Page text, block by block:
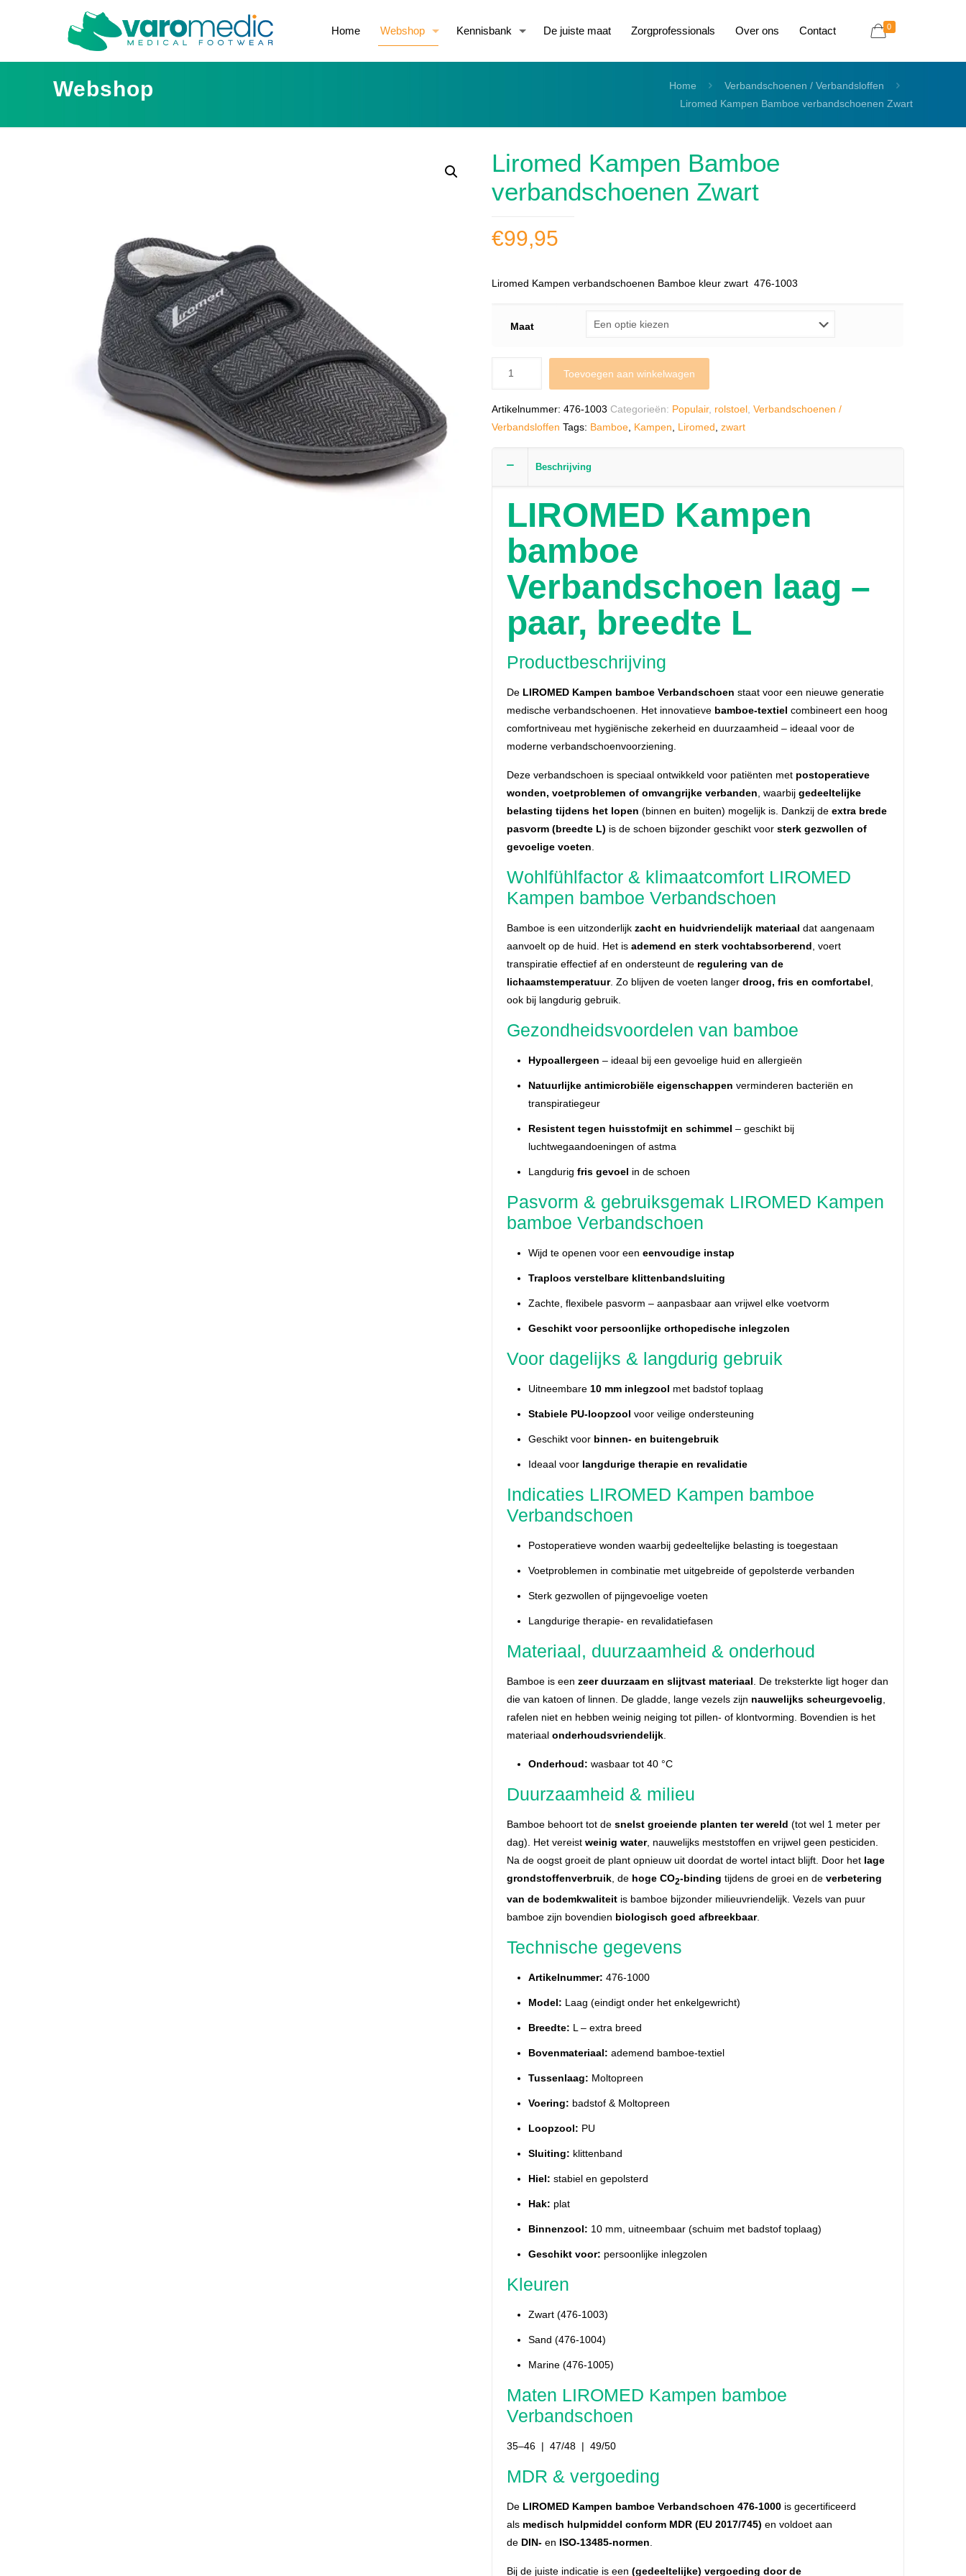
Home Webshop Kennisbank De juiste maat Zorgprofessionals Over ons Contact 0
Webshop Home
Verbandschoenen / Verbandsloffen
Liromed Kampen Bamboe verbandschoenen Zwart
Liromed Kampen Bamboe
verbandschoenen Zwart
€99,95
Liromed Kampen verbandschoenen Bamboe kleur zwart 476-1003
Maat
Toevoegen aan winkelwagen
Artikelnummer: 476-1003 Categorieën: Populair, rolstoel, Verbandschoenen /
Verbandsloffen Tags: Bamboe, Kampen Liromed zwart
Beschrijving
LIROMED Kampen
bamboe
Verbandschoen laag –
paar, breedte L
Productbeschrijving
De LIROMED Kampen bamboe Verbandschoen staat voor een nieuwe generatie
medische verbandschoenen. Het innovatieve bamboe-textiel combineert een hoog
comfortniveau met hygiënische zekerheid en duurzaamheid – ideaal voor de
moderne verbandschoenvoorziening.
Deze verbandschoen is speciaal ontwikkeld voor patiënten met postoperatieve
wonden, voetproblemen of omvangrijke verbanden , waarbij gedeeltelijke
belasting tijdens het lopen (binnen en buiten) mogelijk is. Dankzij de extra brede
pasvorm (breedte L) is de schoen bijzonder geschikt voor sterk gezwollen of
gevoelige voeten
Wohlfühlfactor & klimaatcomfort LIROMED
Kampen bamboe Verbandschoen
Bamboe is een uitzonderlijk zacht en huidvriendelijk materiaal dat aangenaam
aanvoelt op de huid. Het is ademend en sterk vochtabsorberend , voert
transpiratie effectief af en ondersteunt de regulering van de
lichaamstemperatuur. Zo blijven de voeten langer droog, fris en comfortabel
ook bij langdurig gebruik.
Gezondheidsvoordelen van bamboe
Hypoallergeen – ideaal bij een gevoelige huid en allergieën
Natuurlijke antimicrobiële eigenschappen verminderen bacteriën en
transpiratiegeur
Resistent tegen huisstofmijt en schimmel – geschikt bij
luchtwegaandoeningen of astma
Langdurig fris gevoel in de schoen
Pasvorm & gebruiksgemak LIROMED Kampen
bamboe Verbandschoen
Wijd te openen voor een eenvoudige instap
Traploos verstelbare klittenbandsluiting
Zachte, flexibele pasvorm – aanpasbaar aan vrijwel elke voetvorm
Geschikt voor persoonlijke orthopedische inlegzolen
Voor dagelijks & langdurig gebruik
Uitneembare 10 mm inlegzool met badstof toplaag
Stabiele PU-loopzool voor veilige ondersteuning
Geschikt voor binnen- en buitengebruik
Ideaal voor langdurige therapie en revalidatie
Indicaties LIROMED Kampen bamboe
Verbandschoen
Postoperatieve wonden waarbij gedeeltelijke belasting is toegestaan
Voetproblemen in combinatie met uitgebreide of gepolsterde verbanden
Sterk gezwollen of pijngevoelige voeten
Langdurige therapie- en revalidatiefasen
Materiaal, duurzaamheid & onderhoud
Bamboe is een zeer duurzaam en slijtvast materiaal . De treksterkte ligt hoger dan
die van katoen of linnen. De gladde, lange vezels zijn nauwelijks scheurgevoelig
rafelen niet en hebben weinig neiging tot pillen- of klontvorming. Bovendien is het
materiaal onderhoudsvriendelijk.
Onderhoud: wasbaar tot 40 °C
Duurzaamheid & milieu
Bamboe behoort tot de snelst groeiende planten ter wereld (tot wel 1 meter per
dag). Het vereist weinig water, nauwelijks meststoffen en vrijwel geen pesticiden.
Na de oogst groeit de plant opnieuw uit doordat de wortel intact blijft. Door het lage
grondstoffenverbruik, de hoge CO2-binding tijdens de groei en de verbetering
van de bodemkwaliteitis bamboe bijzonder milieuvriendelijk. Vezels van puur
bamboe zijn bovendien biologisch goed afbreekbaar.
Technische gegevens
Artikelnummer: 476-1000
Model: Laag (eindigt onder het enkelgewricht)
Breedte: L – extra breed
Bovenmateriaal: ademend bamboe-textiel
Tussenlaag: Moltopreen
Voering: badstof & Moltopreen
Loopzool: PU
Sluiting: klittenband
Hiel: stabiel en gepolsterd
Hak: plat
Binnenzool: 10 mm, uitneembaar (schuim met badstof toplaag)
Geschikt voor: persoonlijke inlegzolen
Kleuren
Zwart (476-1003)
Sand (476-1004)
Marine (476-1005)
Maten LIROMED Kampen bamboe
Verbandschoen
35–46 | 47/48 | 49/50
MDR & vergoeding
De LIROMED Kampen bamboe Verbandschoen 476-1000is gecertificeerd
als medisch hulpmiddel conform MDR (EU 2017/745) en voldoet aan
de DIN-en ISO-13485-normen
Bij de juiste indicatie is een (gedeeltelijke) vergoeding door de